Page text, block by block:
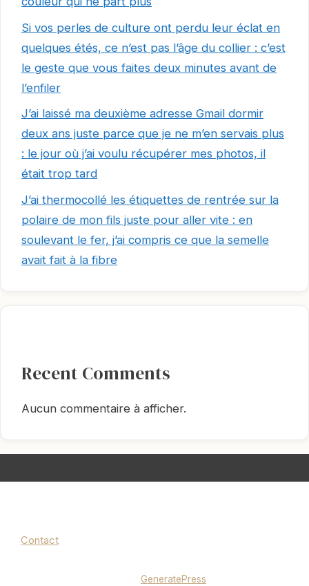
Si vos perles de culture ont perdu leur éclat en
quelques étés, ce n’est pas l’âge du collier : c’est
le geste que vous faites deux minutes avant de
l’enfiler
J’ai laissé ma deuxième adresse Gmail dormir
deux ans juste parce que je ne m’en servais plus
: le jour où j’ai voulu récupérer mes photos, il
était trop tard
J’ai thermocollé les étiquettes de rentrée sur la
polaire de mon fils juste pour aller vite : en
soulevant le fer, j’ai compris ce que la semelle
avait fait à la fibre
Recent Comments
Aucun commentaire à afficher.
Contact
GeneratePress